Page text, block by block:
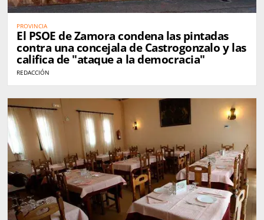
PROVINCIA
El PSOE de Zamora condena las pintadas
contra una concejala de Castrogonzalo y las
califica de "ataque a la democracia"
REDACCIÓN